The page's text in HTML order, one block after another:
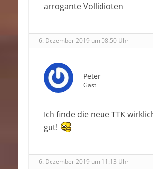
arrogante Vollidioten
6. Dezember 2019 um 08:50 Uhr
Peter
Gast
Ich finde die neue TTK
gut!
6. Dezember 2019 um 11:13 Uhr